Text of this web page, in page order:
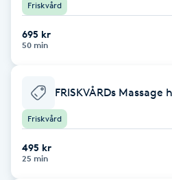
Dermapen
Diamantslipning
Enzympeeling
Extensions
Friskvård
695 kr
50 min
FRISKVÅRDs Massage
Friskvård
495 kr
25 min